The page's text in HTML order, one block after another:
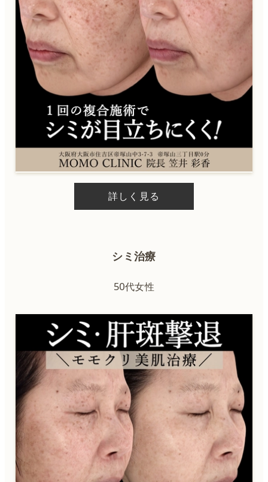
詳しく見る
シミ治療
50代女性